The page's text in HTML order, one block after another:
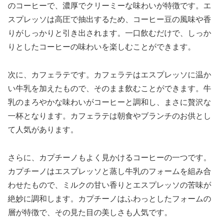
のコーヒーで、濃厚でクリーミーな味わいが特徴です。エ
スプレッソは高圧で抽出するため、コーヒー豆の風味や香
りがしっかりと引き出されます。一口飲むだけで、しっか
りとしたコーヒーの味わいを楽しむことができます。
次に、カフェラテです。カフェラテはエスプレッソに温か
い牛乳を加えたもので、そのまま飲むことができます。牛
乳のまろやかな味わいがコーヒーと調和し、まさに贅沢な
一杯となります。カフェラテは朝食やブランチのお供とし
て人気があります。
さらに、カプチーノもよく見かけるコーヒーの一つです。
カプチーノはエスプレッソと蒸し牛乳のフォームを組み合
わせたもので、ミルクの甘い香りとエスプレッソの苦味が
絶妙に調和します。カプチーノはふわっとしたフォームの
層が特徴で、その見た目の美しさも人気です。